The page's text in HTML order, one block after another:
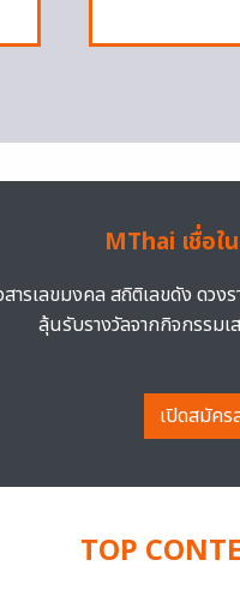
MThai เชื่อใ
สารเลขมงคล สถิติเลขดัง ดวง
ลุ้นรับรางวัลจากกิจกรรม
เปิดสมัคร
TOP